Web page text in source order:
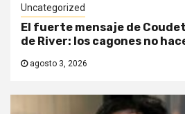
Uncategorized
El fuerte mensaje de
de River: los cagones no
agosto 3, 2026